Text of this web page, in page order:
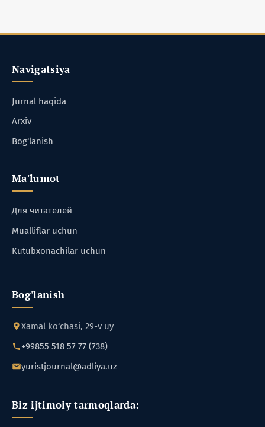
Navigatsiya
Jurnal haqida
Arxiv
Bog‘lanish
Ma'lumot
Для читателей
Mualliflar uchun
Kutubxonachilar uchun
Bog'lanish
Xamal ko‘chasi, 29-v uy
+99855 518 57 77 (738)
yuristjournal@adliya.uz
Biz ijtimoiy tarmoqlarda: